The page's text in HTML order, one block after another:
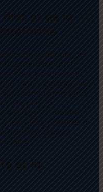
first et de la
des smartphones, les
aujourd’hui offrir
tous les appareils
first » garantit une
compromis sur le
De plus, la
desktop et mobile
à leurs jeux préférés à
à une croissance
ligne.
et la